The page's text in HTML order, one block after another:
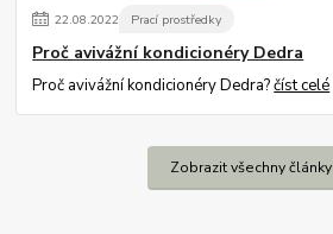
22.08.2022 Prací prostředky
Proč avivážní kondicionéry Dedra
Proč avivážní kondicionéry Dedra?číst celé
Zobrazit všechny články